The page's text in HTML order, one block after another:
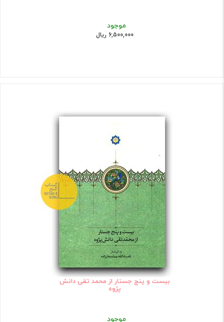
موجود
6,500,000 ریال
بیست و پنج جستار از محمد تقی دانش
پژوه
موجود